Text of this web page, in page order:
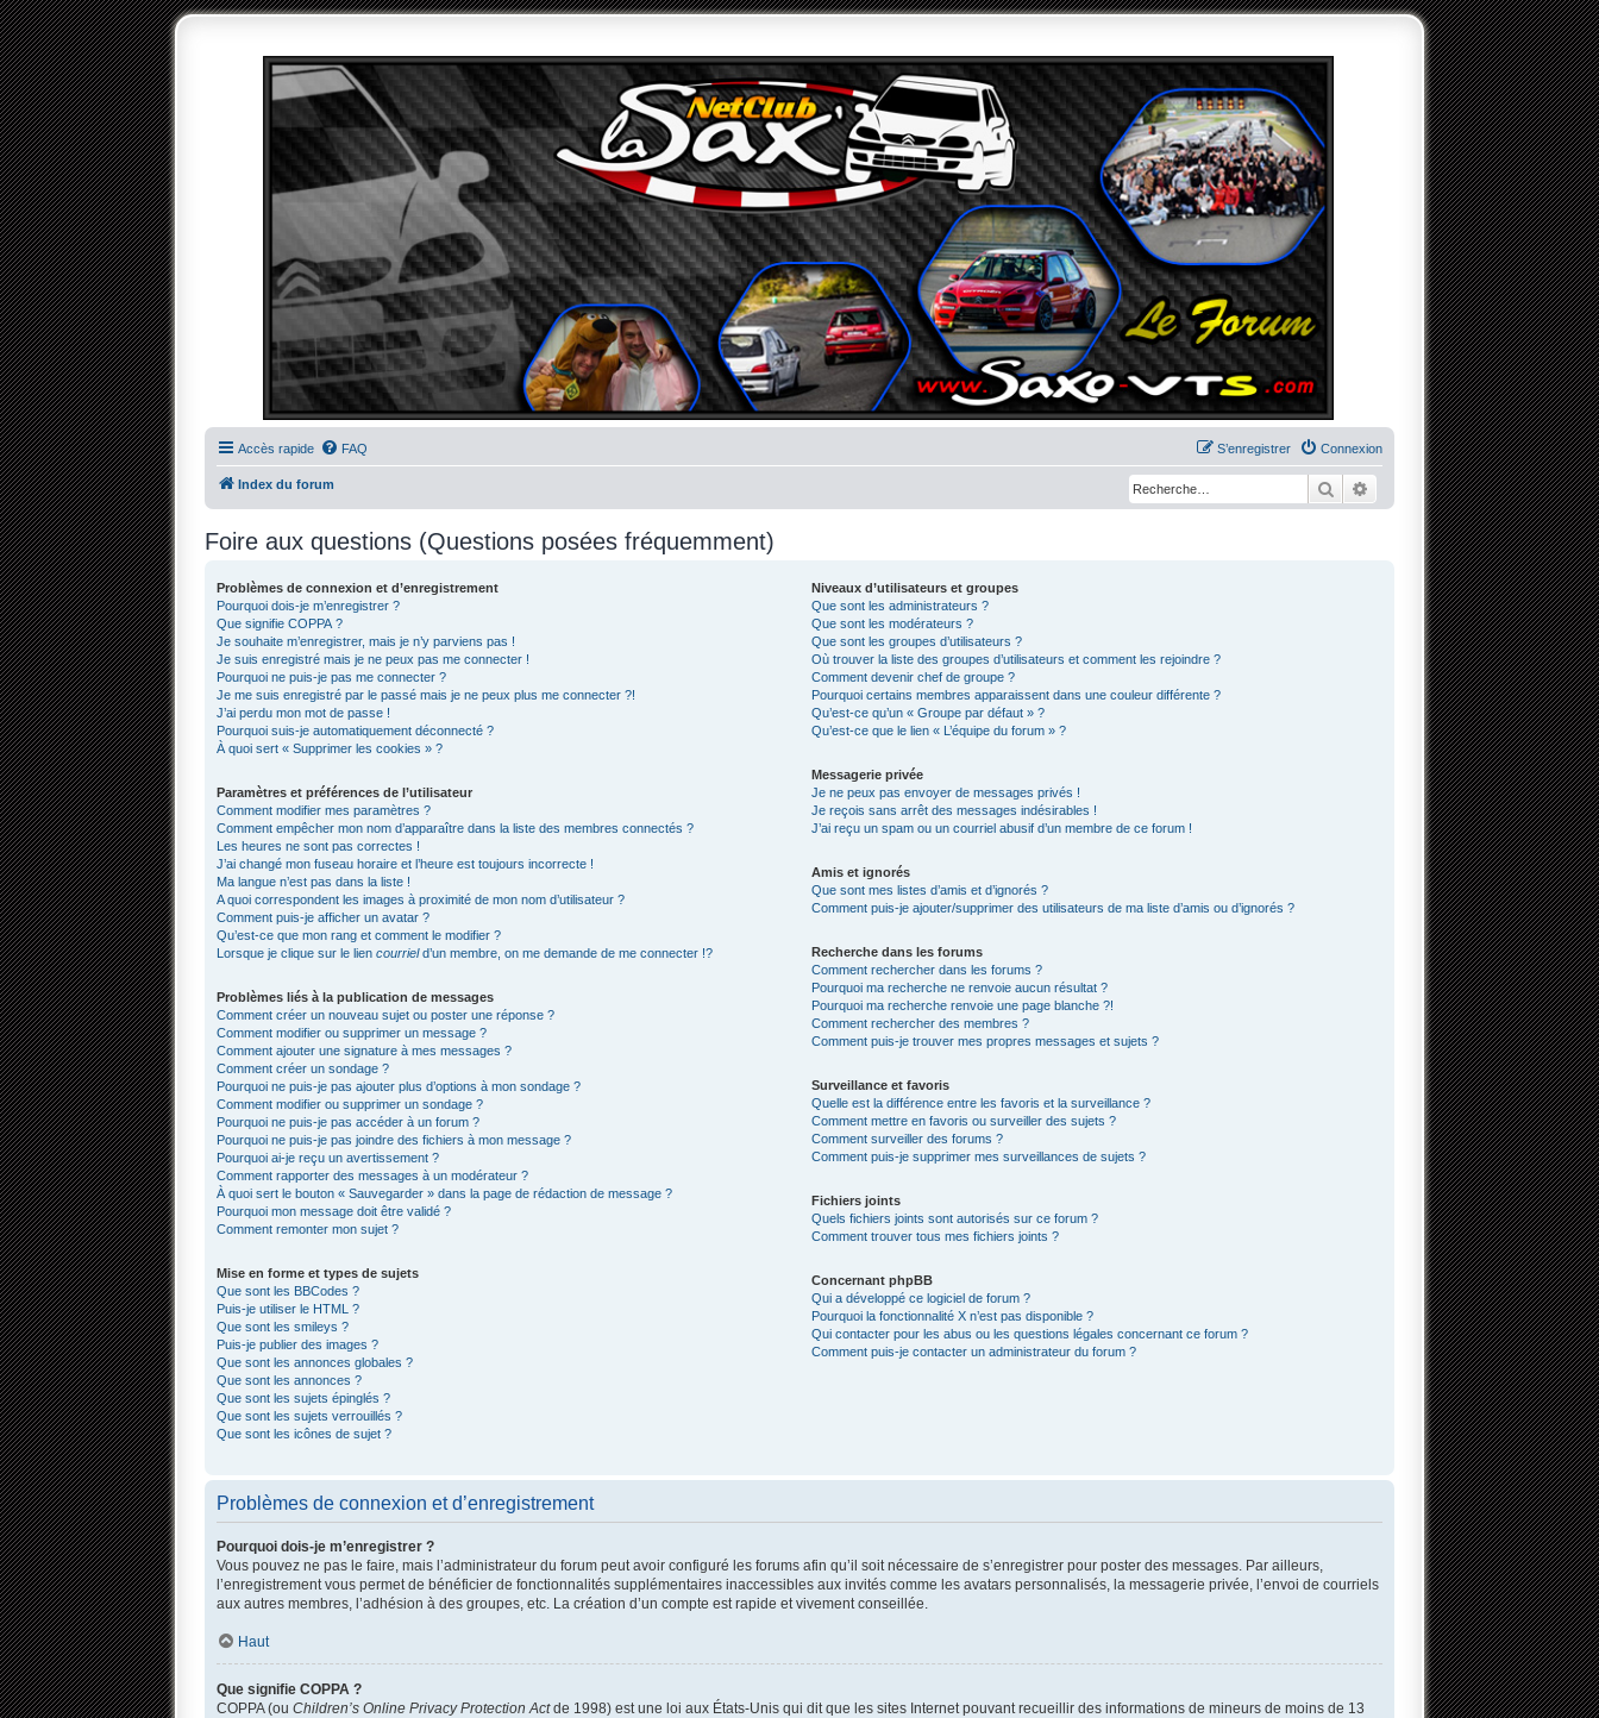
Accès rapide FAQ Connexion
S’enregistrer
Index du forum RechercherRecherche avancée
Foire aux questions (Questions posées fréquemment)
Problèmes de connexion et d’enregistrement
Pourquoi dois-je m’enregistrer ?
Que signifie COPPA ?
Je souhaite m’enregistrer, mais je n’y parviens pas !
Je suis enregistré mais je ne peux pas me connecter !
Pourquoi ne puis-je pas me connecter ?
Je me suis enregistré par le passé mais je ne peux plus me connecter ?!
J’ai perdu mon mot de passe !
Pourquoi suis-je automatiquement déconnecté ?
À quoi sert « Supprimer les cookies » ?
Paramètres et préférences de l’utilisateur
Comment modifier mes paramètres ?
Comment empêcher mon nom d’apparaître dans la liste des membres connectés ?
Les heures ne sont pas correctes !
J’ai changé mon fuseau horaire et l’heure est toujours incorrecte !
Ma langue n’est pas dans la liste !
A quoi correspondent les images à proximité de mon nom d’utilisateur ?
Comment puis-je afficher un avatar ?
Qu’est-ce que mon rang et comment le modifier ?
Lorsque je clique sur le lien courrield’un membre, on me demande de me connecter !?
Problèmes liés à la publication de messages
Comment créer un nouveau sujet ou poster une réponse ?
Comment modifier ou supprimer un message ?
Comment ajouter une signature à mes messages ?
Comment créer un sondage ?
Pourquoi ne puis-je pas ajouter plus d’options à mon sondage ?
Comment modifier ou supprimer un sondage ?
Pourquoi ne puis-je pas accéder à un forum ?
Pourquoi ne puis-je pas joindre des fichiers à mon message ?
Pourquoi ai-je reçu un avertissement ?
Comment rapporter des messages à un modérateur ?
À quoi sert le bouton « Sauvegarder » dans la page de rédaction de message ?
Pourquoi mon message doit être validé ?
Comment remonter mon sujet ?
Mise en forme et types de sujets
Que sont les BBCodes ?
Puis-je utiliser le HTML ?
Que sont les smileys ?
Puis-je publier des images ?
Que sont les annonces globales ?
Que sont les annonces ?
Que sont les sujets épinglés ?
Que sont les sujets verrouillés ?
Que sont les icônes de sujet ?
Niveaux d’utilisateurs et groupes
Que sont les administrateurs ?
Que sont les modérateurs ?
Que sont les groupes d’utilisateurs ?
Où trouver la liste des groupes d’utilisateurs et comment les rejoindre ?
Comment devenir chef de groupe ?
Pourquoi certains membres apparaissent dans une couleur différente ?
Qu’est-ce qu’un « Groupe par défaut » ?
Qu’est-ce que le lien « L’équipe du forum » ?
Messagerie privée
Je ne peux pas envoyer de messages privés !
Je reçois sans arrêt des messages indésirables !
J’ai reçu un spam ou un courriel abusif d’un membre de ce forum !
Amis et ignorés
Que sont mes listes d’amis et d’ignorés ?
Comment puis-je ajouter/supprimer des utilisateurs de ma liste d’amis ou d’ignorés ?
Recherche dans les forums
Comment rechercher dans les forums ?
Pourquoi ma recherche ne renvoie aucun résultat ?
Pourquoi ma recherche renvoie une page blanche ?!
Comment rechercher des membres ?
Comment puis-je trouver mes propres messages et sujets ?
Surveillance et favoris
Quelle est la différence entre les favoris et la surveillance ?
Comment mettre en favoris ou surveiller des sujets ?
Comment surveiller des forums ?
Comment puis-je supprimer mes surveillances de sujets ?
Fichiers joints
Quels fichiers joints sont autorisés sur ce forum ?
Comment trouver tous mes fichiers joints ?
Concernant phpBB
Qui a développé ce logiciel de forum ?
Pourquoi la fonctionnalité X n’est pas disponible ?
Qui contacter pour les abus ou les questions légales concernant ce forum ?
Comment puis-je contacter un administrateur du forum ?
Problèmes de connexion et d’enregistrement
Pourquoi dois-je m’enregistrer ?
Vous pouvez ne pas le faire, mais l’administrateur du forum peut avoir configuré les forums afin qu’il soit nécessaire de s’enregistrer pour poster des messages. Par ailleurs,
l’enregistrement vous permet de bénéficier de fonctionnalités supplémentaires inaccessibles aux invités comme les avatars personnalisés, la messagerie privée, l’envoi de courriels
aux autres membres, l’adhésion à des groupes, etc. La création d’un compte est rapide et vivement conseillée.
Haut
Que signifie COPPA ?
COPPA (ou Children’s Online Privacy Protection Actde 1998) est une loi aux États-Unis qui dit que les sites Internet pouvant recueillir des informations de mineurs de moins de 13